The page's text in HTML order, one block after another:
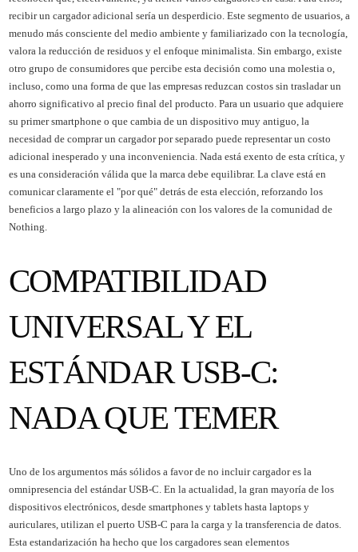
recibir un cargador adicional sería un desperdicio. Este segmento de usuarios, a
menudo más consciente del medio ambiente y familiarizado con la tecnología,
valora la reducción de residuos y el enfoque minimalista. Sin embargo, existe
otro grupo de consumidores que percibe esta decisión como una molestia o,
incluso, como una forma de que las empresas reduzcan costos sin trasladar un
ahorro significativo al precio final del producto. Para un usuario que adquiere
su primer smartphone o que cambia de un dispositivo muy antiguo, la
necesidad de comprar un cargador por separado puede representar un costo
adicional inesperado y una inconveniencia. Nada está exento de esta crítica, y
es una consideración válida que la marca debe equilibrar. La clave está en
comunicar claramente el "por qué" detrás de esta elección, reforzando los
beneficios a largo plazo y la alineación con los valores de la comunidad de
Nothing.
COMPATIBILIDAD
UNIVERSAL Y EL
ESTÁNDAR USB-C:
NADA QUE TEMER
Uno de los argumentos más sólidos a favor de no incluir cargador es la
omnipresencia del estándar USB-C. En la actualidad, la gran mayoría de los
dispositivos electrónicos, desde smartphones y tablets hasta laptops y
auriculares, utilizan el puerto USB-C para la carga y la transferencia de datos.
Esta estandarización ha hecho que los cargadores sean elementos